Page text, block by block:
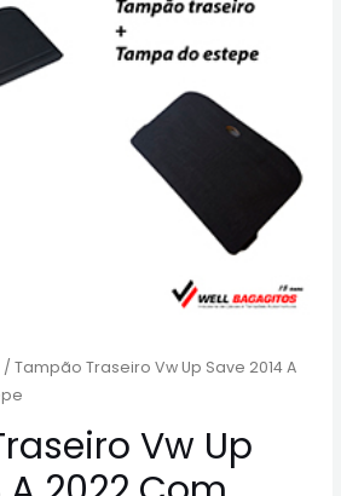
/ Tampão Traseiro Vw Up Save 2014 A
Vw Up